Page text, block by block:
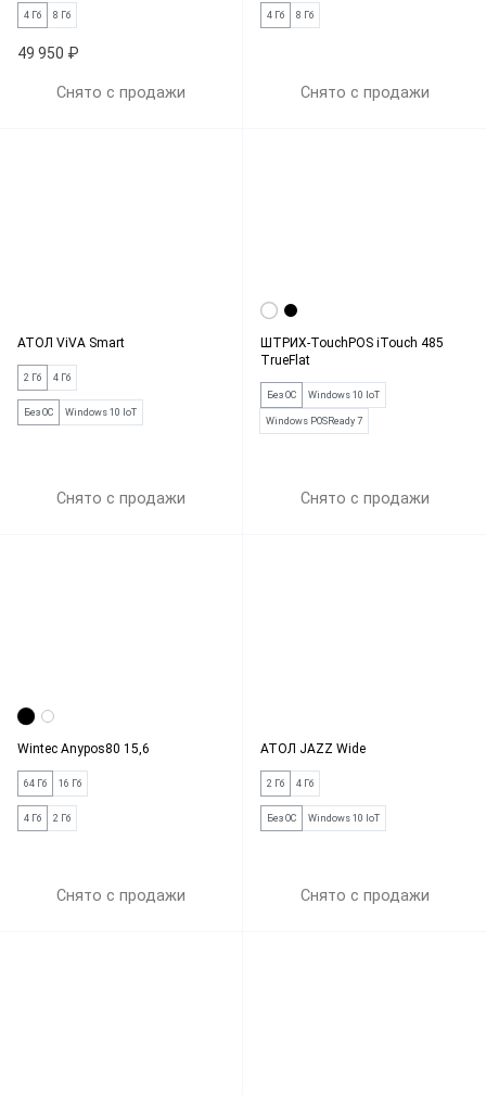
4 Гб 8 Гб
49 950 ₽
Снято с продажи
4 Гб 8 Гб
Снято с продажи
АТОЛ ViVA Smart
2 Гб 4 Гб
Без ОС Windows 10 IoT
Снято с продажи
ШТРИХ-TouchPOS iTouch 485
TrueFlat
Без ОС Windows 10 IoT
Windows POSReady 7
Снято с продажи
Wintec Anypos80 15,6
64 Гб 16 Гб
4 Гб 2 Гб
Снято с продажи
АТОЛ JAZZ Wide
2 Гб 4 Гб
Без ОС Windows 10 IoT
Снято с продажи